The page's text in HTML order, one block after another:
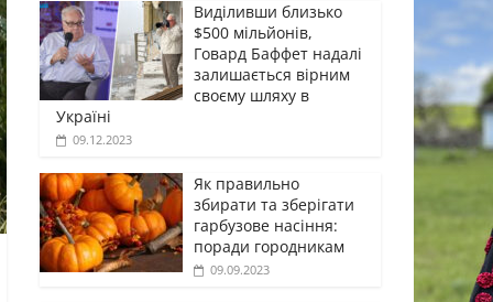
Виділивши близько
$500 мільйонів,
Говард Баффет надалі
залишається вірним
своєму шляху в
Україні
09.12.2023
Як правильно
збирати та зберігати
гарбузове насіння:
поради городникам
09.09.2023